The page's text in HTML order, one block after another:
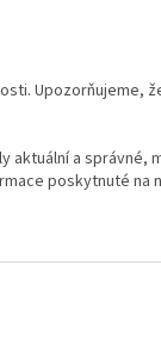
Upozorňujeme,
a
poskytnuté na